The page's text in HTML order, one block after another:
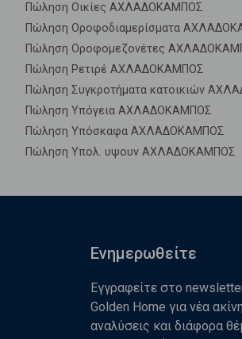
Πώληση Οικίες ΑΧΛΑΔΟΚΑΜΠΟΣ
Πώληση Οροφοδιαμερίσματα
Πώληση Οροφομεζονέτες
Πώληση Ρετιρέ ΑΧΛΑΔΟΚΑΜΠΟΣ
Πώληση Συγκροτήματα κατοικιών
Πώληση Υπόγεια ΑΧΛΑΔΟΚΑΜΠΟΣ
Πώληση Υπόσκαφα ΑΧΛΑΔΟΚΑΜΠΟΣ
Πώληση Υπολ. υψουν ΑΧΛΑΔΟΚΑΜΠΟΣ
Ενημερωθείτε
Εγγραφείτε στο
Golden Home για νέα
αναλύσεις και διάφορα